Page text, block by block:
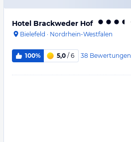
Hotel Brackweder Hof
Bielefeld · Nordrhein-Westfalen
100% 5,0 / 6 38 Bewertungen